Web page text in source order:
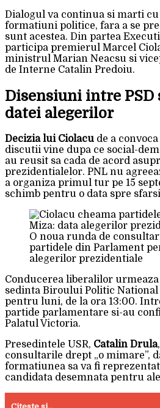
Dialogul va continua si marti
formatiuni politice, fara a se
sunt acestea. Din partea
participa premierul Marcel
ministrul Marian Neacsu si
de Interne Catalin Predoiu.
Disensiuni intre PSD
datei alegerilor
Decizia lui Ciolacu de a
discutii vine dupa ce social-
au reusit sa cada de acord
prezidentialelor. PNL nu
a organiza primul tur pe 15
schimb pentru o data spre
O noua runda de
partidele din Parlament
alegerilor prezidentiale
Conducerea liberalilor
sedinta Biroului Politic
pentru luni, de la ora 13:00.
partide parlamentare si-au
Palatul Victoria.
Presedintele USR, Catalin Drula
consultarile drept „o mimare”,
formatiunea sa va fi
candidata desemnata pentru